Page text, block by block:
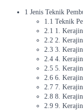
1 Jenis Teknik
1.1 Teknik
2.1 1.
2.2 2.
2.3 3.
2.4 4.
2.5 5.
2.6 6.
2.7 7.
2.8 8.
2.9 9.